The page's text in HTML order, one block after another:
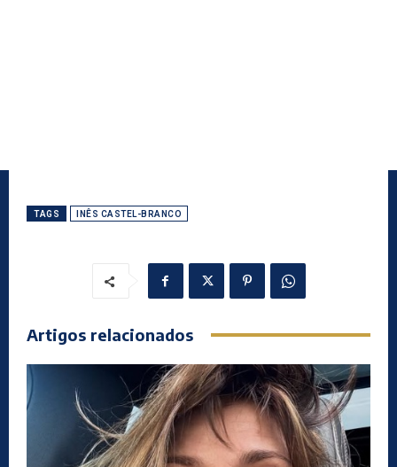
TAGS INÊS CASTEL-BRANCO
Artigos relacionados